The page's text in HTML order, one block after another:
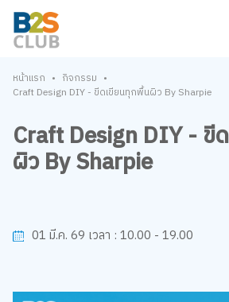
หน้าแรก • กิจกรรม •
Craft Design DIY - ขีดเขียนทุกพื้นผิว By Sharpie
Craft Design DIY - ขี
ผิว By Sharpie
01 มี.ค. 69 เวลา : 10.00 - 19.00